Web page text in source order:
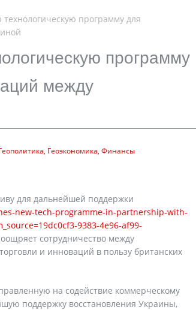
программу для
программу
между
Геоэкономика Финансы
для дальнейшей поддержки
new-tech-programme-in-partnership-with-
9383-4e96-af99-
сотрудничество между
и инноваций в пользу британских
на содействие коммерческому
поддержку восстановления Украины,